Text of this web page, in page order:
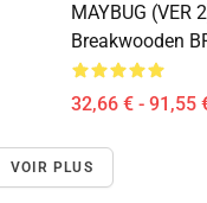
MAYBUG (VER
Breakwooden
32,66 € - 91,55
VOIR PLUS